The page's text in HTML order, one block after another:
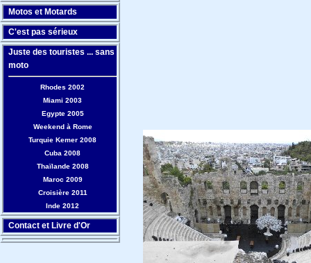
Motos et Motards
C'est pas sérieux
Juste des touristes ... sans
moto
Rhodes 2002
Miami 2003
Egypte 2005
Weekend à Rome
Turquie Kemer 2008
Cuba 2008
Thaïlande 2008
Maroc 2009
Croisière 2011
Inde 2012
Contact et Livre d'Or